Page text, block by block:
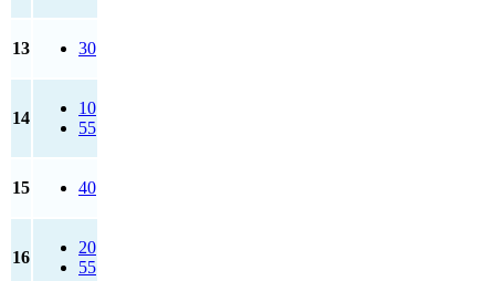
13 30
14
10
55
15 40
16
20
55